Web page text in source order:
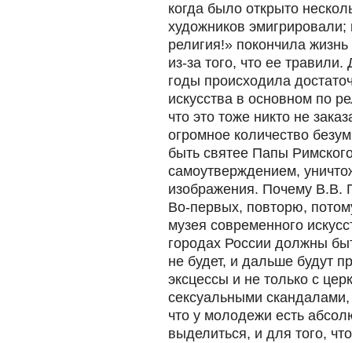
когда было открыто
художников
религия!» покончила
из-за того, что ее
годы происходила
искусства в основном по
что это тоже никто не
огромное количество
быть святее Папы
самоутверждением,
изображения. Почему В.В.
Во-первых, повторю,
музея современного
городах России должны
не будет, и дальше будут
эксцессы и не только с
сексуальными
что у молодежи есть
выделиться, и для того,